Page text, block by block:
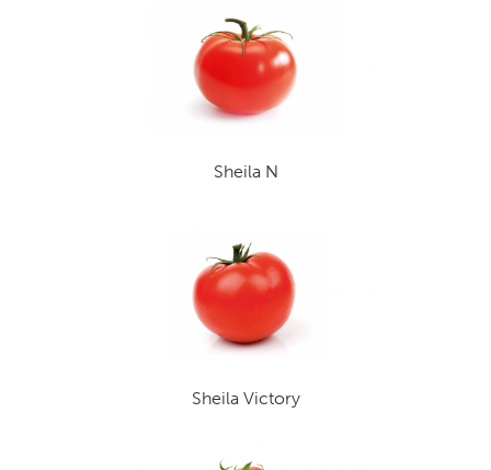
Sheila N
Sheila Victory